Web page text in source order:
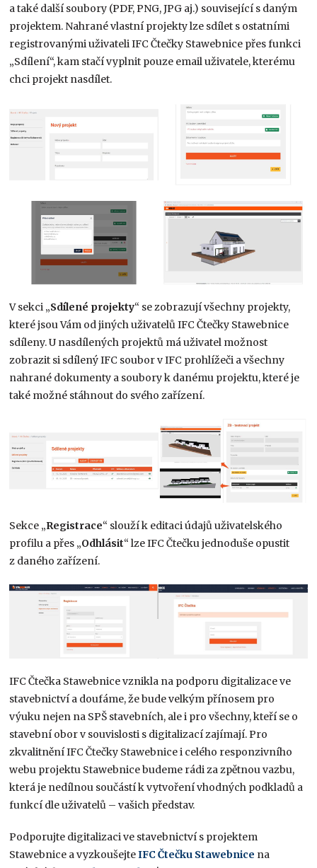
a také další soubory (PDF, PNG, JPG aj.) související s daným
projektem. Nahrané vlastní projekty lze sdílet s ostatními
registrovanými uživateli IFC Čtečky Stawebnice přes funkci
„Sdílení“, kam stačí vyplnit pouze email uživatele, kterému
chci projekt nasdílet.
V sekci „Sdílené projekty“ se zobrazují všechny projekty,
které jsou Vám od jiných uživatelů IFC Čtečky Stawebnice
sdíleny. U nasdílených projektů má uživatel možnost
zobrazit si sdílený IFC soubor v IFC prohlížeči a všechny
nahrané dokumenty a soubory k danému projektu, které je
také možné stáhnout do svého zařízení.
Sekce „Registrace“ slouží k editaci údajů uživatelského
profilu a přes „Odhlásit“ lze IFC Čtečku jednoduše opustit
z daného zařízení.
IFC Čtečka Stawebnice vznikla na podporu digitalizace ve
stavebnictví a doufáme, že bude velkým přínosem pro
výuku nejen na SPŠ stavebních, ale i pro všechny, kteří se o
stavební obor v souvislosti s digitalizací zajímají. Pro
zkvalitnění IFC Čtečky Stawebnice i celého responzivního
webu projektu Stawebnice budeme rádi za zpětnou vazbu,
která je nedílnou součástí k vytvoření vhodných podkladů a
funkcí dle uživatelů – vašich představ.
Podporujte digitalizaci ve stavebnictví s projektem
Stawebnice a vyzkoušejteIFC Čtečku Stawebnice na